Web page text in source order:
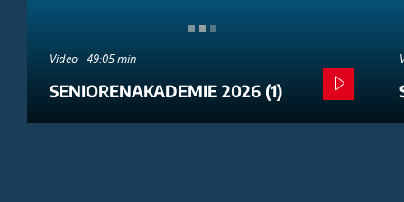
Video - 49:05 min
SENIORENAKADEMIE 2026 (1)